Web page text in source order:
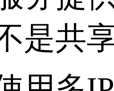
是共